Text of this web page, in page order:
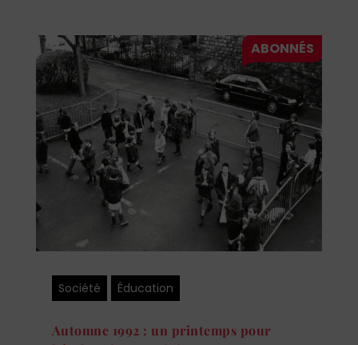
Société Éducation
Automne 1992 : un printemps pour